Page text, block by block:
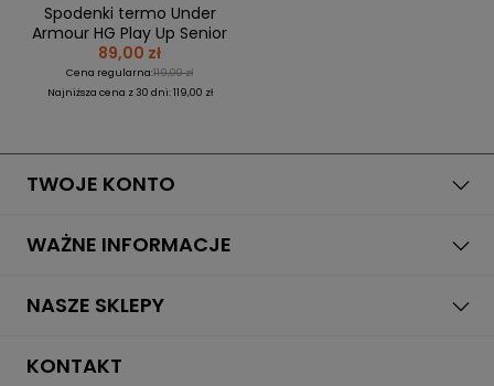
Spodenki termo Under
Armour HG Play Up Senior
89,00 zł
Cena regularna:119,00 zł
Najniższa cena z 30 dni: 119,00 zł
TWOJE KONTO
WAŻNE INFORMACJE
NASZE SKLEPY
KONTAKT